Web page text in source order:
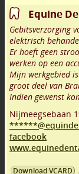
Equine
Gebitsverzorging
elektrisch
Er hoeft geen
werken op een
Mijn werkgebied
groot deel van
Indien gewenst
Nijmeegsebaan
facebook
Download VCARD